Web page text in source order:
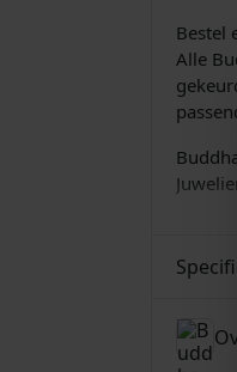
Bestel
Alle